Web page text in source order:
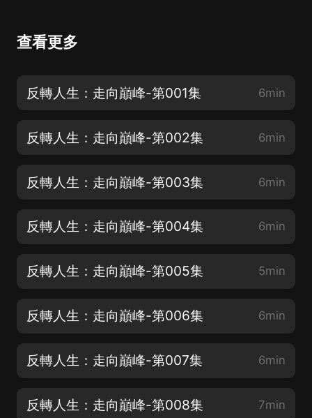
查看更多
反轉人生：走向巔峰-第001集 6min
反轉人生：走向巔峰-第002集 6min
反轉人生：走向巔峰-第003集 6min
反轉人生：走向巔峰-第004集 6min
反轉人生：走向巔峰-第005集 5min
反轉人生：走向巔峰-第006集 6min
反轉人生：走向巔峰-第007集 6min
反轉人生：走向巔峰-第008集 7min